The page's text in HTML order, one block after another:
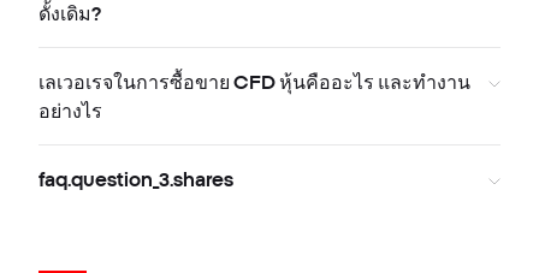
ดั้งเดิม?
เลเวอเรจในการซื้อขาย CFD หุ้นคืออะไร และทำงาน
อย่างไร
faq.question_3.shares